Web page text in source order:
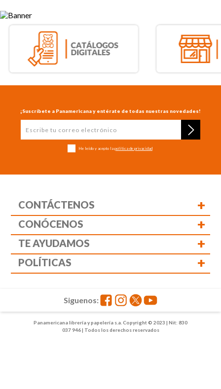
¡Suscríbete a Panamericana y entérate de todas nuestras novedades!
He leído y acepto la política de privacidad
CONTÁCTENOS +
CONÓCENOS +
TE AYUDAMOS +
POLÍTICAS +
Panamericana librería y papelería s.a. Copyright © 2023 | Nit: 830
037 946 | Todos los derechos reservados
Siguenos: